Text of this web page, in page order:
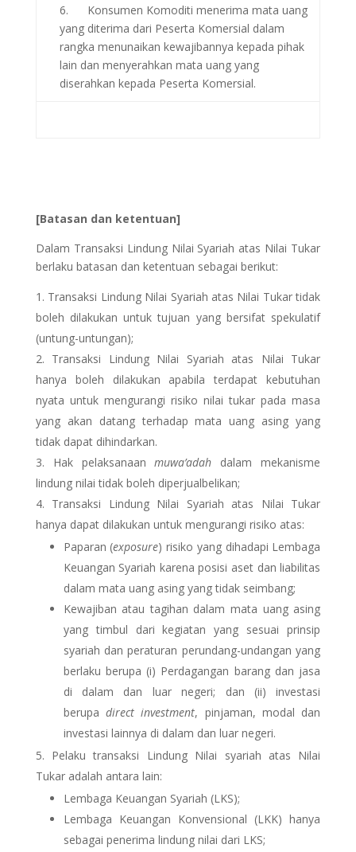
6. Konsumen Komoditi menerima mata uang
yang diterima dari Peserta Komersial dalam
rangka menunaikan kewajibannya kepada pihak
lain dan menyerahkan mata uang yang
diserahkan kepada Peserta Komersial.
[Batasan dan ketentuan]
Dalam Transaksi Lindung Nilai Syariah atas Nilai Tukar
berlaku batasan dan ketentuan sebagai berikut:
Transaksi Lindung Nilai Syariah atas Nilai Tukar tidak
boleh dilakukan untuk tujuan yang bersifat spekulatif
(untung-untungan);
Transaksi Lindung Nilai Syariah atas Nilai Tukar
hanya boleh dilakukan apabila terdapat kebutuhan
nyata untuk mengurangi risiko nilai tukar pada masa
yang akan datang terhadap mata uang asing yang
tidak dapat dihindarkan.
Hak pelaksanaanmuwa’adah dalam mekanisme
lindung nilai tidak boleh diperjualbelikan;
Transaksi Lindung Nilai Syariah atas Nilai Tukar
hanya dapat dilakukan untuk mengurangi risiko atas:
Paparan (exposure) risiko yang dihadapi Lembaga
Keuangan Syariah karena posisi aset dan liabilitas
dalam mata uang asing yang tidak seimbang;
Kewajiban atau tagihan dalam mata uang asing
yang timbul dari kegiatan yang sesuai prinsip
syariah dan peraturan perundang-undangan yang
berlaku berupa (i) Perdagangan barang dan jasa
di dalam dan luar negeri; dan (ii) investasi
berupadirect investment, pinjaman, modal dan
investasi lainnya di dalam dan luar negeri.
Pelaku transaksi Lindung Nilai syariah atas Nilai
Tukar adalah antara lain:
Lembaga Keuangan Syariah (LKS);
Lembaga Keuangan Konvensional (LKK) hanya
sebagai penerima lindung nilai dari LKS;